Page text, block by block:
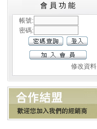
會員功能
帳號:
密碼:
修改資料